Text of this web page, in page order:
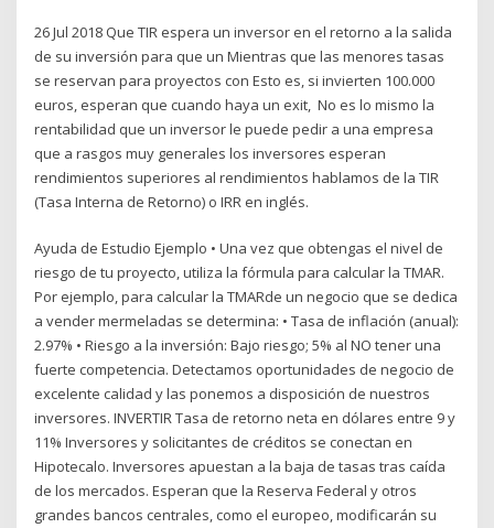
26 Jul 2018 Que TIR espera un inversor en el retorno a la salida
de su inversión para que un Mientras que las menores tasas
se reservan para proyectos con Esto es, si invierten 100.000
euros, esperan que cuando haya un exit, No es lo mismo la
rentabilidad que un inversor le puede pedir a una empresa
que a rasgos muy generales los inversores esperan
rendimientos superiores al rendimientos hablamos de la TIR
(Tasa Interna de Retorno) o IRR en inglés.
Ayuda de Estudio Ejemplo • Una vez que obtengas el nivel de
riesgo de tu proyecto, utiliza la fórmula para calcular la TMAR.
Por ejemplo, para calcular la TMARde un negocio que se dedica
a vender mermeladas se determina: • Tasa de inflación (anual):
2.97% • Riesgo a la inversión: Bajo riesgo; 5% al NO tener una
fuerte competencia. Detectamos oportunidades de negocio de
excelente calidad y las ponemos a disposición de nuestros
inversores. INVERTIR Tasa de retorno neta en dólares entre 9 y
11% Inversores y solicitantes de créditos se conectan en
Hipotecalo. Inversores apuestan a la baja de tasas tras caída
de los mercados. Esperan que la Reserva Federal y otros
grandes bancos centrales, como el europeo, modificarán su